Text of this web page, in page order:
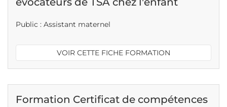
Public : Assistant maternel
VOIR CETTE FICHE FORMATION
Formation Certificat de compétences